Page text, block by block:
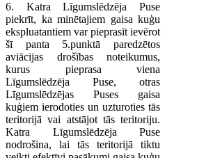
6. Katra Līgumslēdzēja Puse
piekrīt, ka minētajiem gaisa kuģu
ekspluatantiem var pieprasīt ievērot
šī panta 5.punktā paredzētos
aviācijas drošības noteikumus,
kurus pieprasa viena
Līgumslēdzēja Puse, otras
Līgumslēdzējas Puses gaisa
kuģiem ierodoties un uzturoties tās
teritorijā vai atstājot tās teritoriju.
Katra Līgumslēdzēja Puse
nodrošina, lai tās teritorijā tiktu